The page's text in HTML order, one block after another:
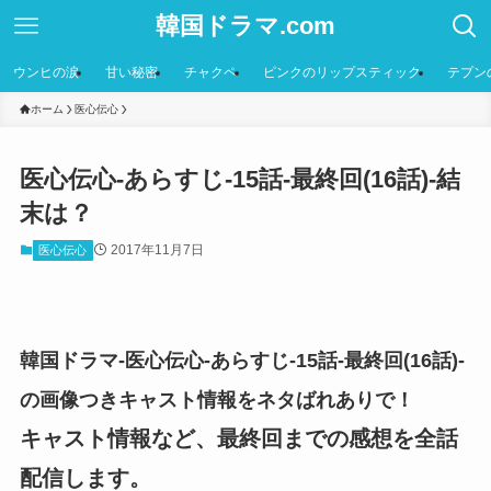
韓国ドラマ.com
ウンヒの涙 甘い秘密 チャクペ ピンクのリップスティック テプン
ホーム 医心伝心
医心伝心-あらすじ-15話-最終回(16話)-結
末は？
医心伝心 2017年11月7日
韓国ドラマ-医心伝心-あらすじ-15話-最終回(16話)-
の画像つきキャスト情報をネタばれありで！
キャスト情報など、最終回までの感想を全話
配信します。